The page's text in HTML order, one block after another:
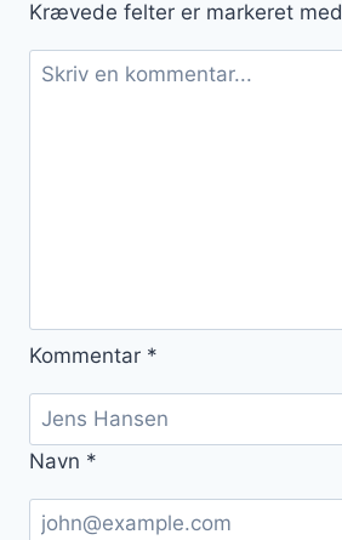
Krævede felter er markeret med
Kommentar *
Navn *